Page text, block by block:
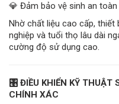
💎 Đảm bảo vệ sinh an
Nhờ chất liệu cao cấp, thiết
nghiệp và tuổi thọ lâu dài
cường độ sử dụng cao.
🎛️ ĐIỀU KHIỂN KỸ THUẬT
CHÍNH XÁC